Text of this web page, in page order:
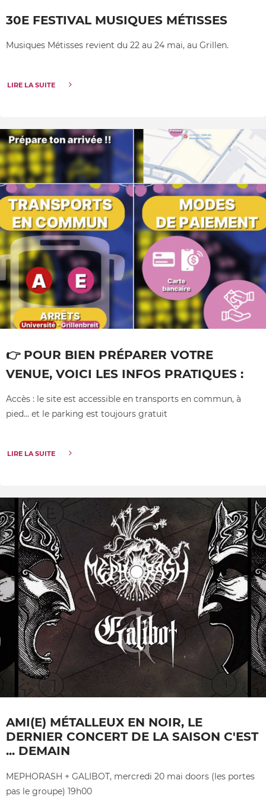
30E FESTIVAL MUSIQUES MÉTISSES
Musiques Métisses revient du 22 au 24 mai, au Grillen.
LIRE LA SUITE
👉 POUR BIEN PRÉPARER VOTRE
VENUE, VOICI LES INFOS PRATIQUES :
Accès : le site est accessible en transports en commun, à
pied... et le parking est toujours gratuit
LIRE LA SUITE
AMI(E) MÉTALLEUX EN NOIR, LE
DERNIER CONCERT DE LA SAISON C'EST
... DEMAIN
MEPHORASH + GALIBOT, mercredi 20 mai doors (les portes
pas le groupe) 19h00